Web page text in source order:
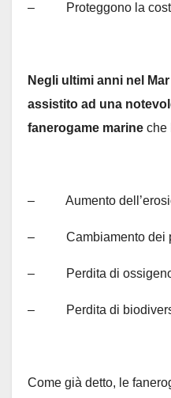
– Proteggono la costa
Negli ultimi anni nel
assistito ad una
fanerogame marine che
– Aumento
– Cambiamento dei
– Perdita di
– Perdita di
Come già detto, le